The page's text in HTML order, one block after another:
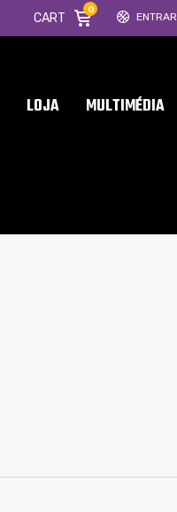
ENTRAR
CART
0
LOJA MULTIMÉDIA